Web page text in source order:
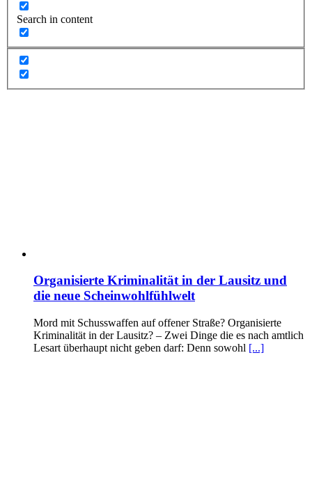
Search in content
Organisierte Kriminalität in der Lausitz und
die neue Scheinwohlfühlwelt
Mord mit Schusswaffen auf offener Straße? Organisierte
Kriminalität in der Lausitz? – Zwei Dinge die es nach amtlich
Lesart überhaupt nicht geben darf: Denn sowohl [...]